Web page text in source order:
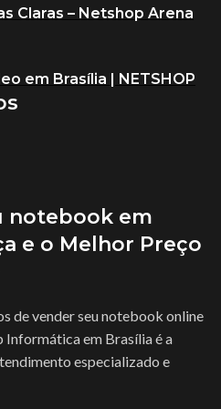
Claras – Netshop Arena
em Brasília | NETSHOP
notebook em
e o Melhor Preço
de vender seu notebook online
Informática em Brasília é a
especializado e